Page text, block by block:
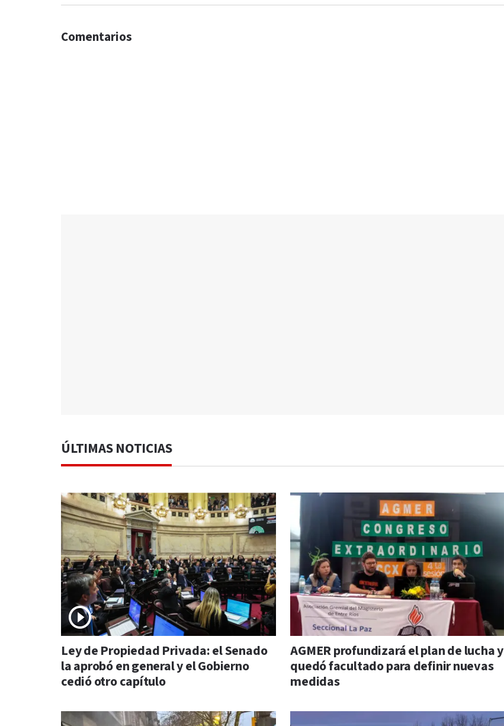
Comentarios
ÚLTIMAS NOTICIAS
Ley de Propiedad Privada: el Senado
la aprobó en general y el Gobierno
cedió otro capítulo
AGMER profundizará el plan de lucha y
quedó facultado para definir nuevas
medidas